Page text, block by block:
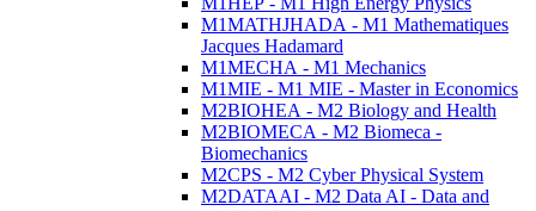
M1MATHJHADA - M1 Mathematiques
Jacques Hadamard
M1MECHA - M1 Mechanics
M1MIE - M1 MIE - Master in Economics
M2BIOHEA - M2 Biology and Health
M2BIOMECA - M2 Biomeca -
Biomechanics
M2CPS - M2 Cyber Physical System
M2DATAAI - M2 Data AI - Data and